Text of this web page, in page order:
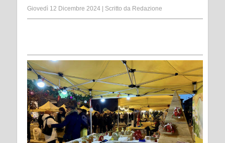
Giovedì 12 Dicembre 2024 Scritto da Redazione